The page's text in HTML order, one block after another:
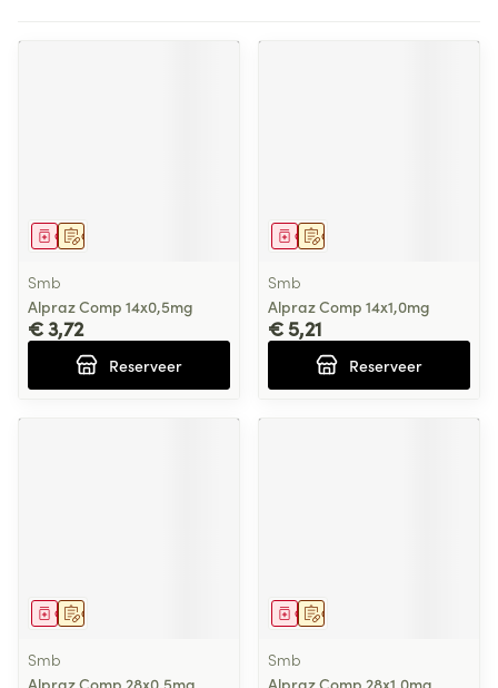
Op voorschrift
Geneesmiddel
Smb
Alpraz Comp 14x0,5mg
€ 3,72
Reserveer
Op voorschrift
Geneesmiddel
Smb
Alpraz Comp 14x1,0mg
€ 5,21
Reserveer
Op voorschrift
Geneesmiddel
Smb
Alpraz Comp 28x0,5mg
Op voorschrift
Geneesmiddel
Smb
Alpraz Comp 28x1,0mg